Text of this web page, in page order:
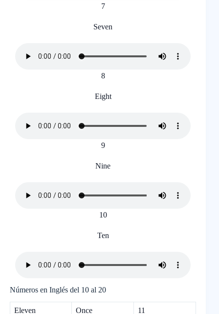
7
Seven
8
Eight
9
Nine
10
Ten
Números en Inglés del 10 al 20
Eleven Once 11